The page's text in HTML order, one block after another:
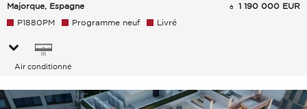
Majorque, Espagne
à
1 190 000 EUR
P1880PM
Programme neuf Livré
Air conditionné